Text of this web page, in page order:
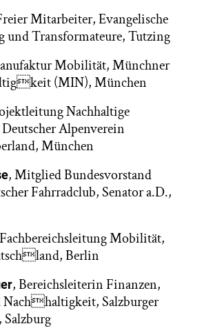
Mitarbeiter, Evangelische
und Transformateure, Tutzing
Mobilität, Münchner
(MIN), München
Nachhaltige
Alpenverein
München
, Mitglied Bundesvorstand
Fahrradclub, Senator a.D.,
Mobilität,
Berlin
, Bereichsleiterin Finanzen,
Nachhaltigkeit, Salzburger